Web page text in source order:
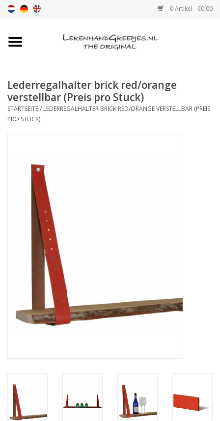
0 Artikel - €0,00
Startseite
leder griffe mit Druck
Farbmuster
Leder Regalstützen
Lederregalhalter brick red/orange
verstellbar (Preis pro Stuck)
STARTSEITE/ LEDERREGALHALTER BRICK RED/ORANGE VERSTELLBAR (PREIS
PRO STUCK)